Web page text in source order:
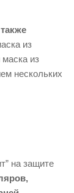
из
из
нескольких
на защите